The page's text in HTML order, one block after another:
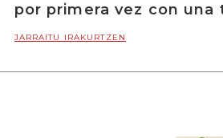
por primera vez con
JARRAITU IRAKURTZEN